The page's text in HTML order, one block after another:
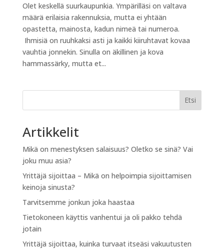
Olet keskellä suurkaupunkia. Ympärilläsi on valtava
määrä erilaisia rakennuksia, mutta ei yhtään
opastetta, mainosta, kadun nimeä tai numeroa.
Ihmisiä on ruuhkaksi asti ja kaikki kiiruhtavat kovaa
vauhtia jonnekin. Sinulla on äkillinen ja kova
hammassärky, mutta et...
Etsi
Artikkelit
Mikä on menestyksen salaisuus? Oletko se sinä? Vai
joku muu asia?
Yrittäjä sijoittaa – Mikä on helpoimpia sijoittamisen
keinoja sinusta?
Tarvitsemme jonkun joka haastaa
Tietokoneen käyttis vanhentui ja oli pakko tehdä
jotain
Yrittäjä sijoittaa, kuinka turvaat itseäsi vakuutusten